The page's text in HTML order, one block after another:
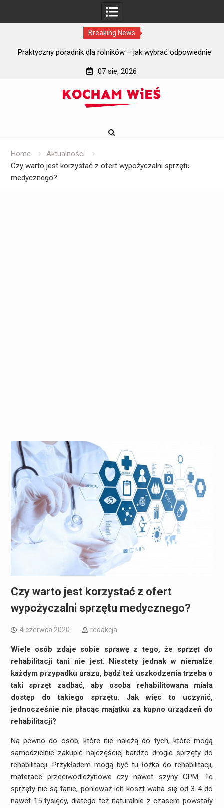
Breaking News
Praktyczny poradnik dla rolników – jak wybrać odpowiednie
07 sie, 2026
Home
Aktualności
Czy warto jest korzystać z ofert wypożyczalni sprzętu
medycznego?
Czy warto jest korzystać z ofert
wypożyczalni sprzętu medycznego?
4 czerwca 2020 redakcja
Wiele osób zdaje sobie sprawę z tego, że sprzęt do
rehabilitacji tani nie jest. Niestety jednak w niemalże
każdym przypadku urazu, bądź też uszkodzenia trzeba o
taki sprzęt zadbać, aby osoba rehabilitowana miała
dostęp do takiego sprzętu. Jak więc to uczynić,
jednocześnie nie płacąc majątku za kupno urządzeń do
rehabilitacji?
Na pewno do osób, które nie należą do tych, które mogą
samodzielnie zakupić najczęściej bardzo drogie sprzęty do
rehabilitacji. Przykładem mogą być tu łóżka do rehabilitacji,
materace przeciwodleżynowe czy nawet szyny CPM. Te
sprzęty nie są tanie, ponieważ ich koszt waha się od 3-4 do
nawet 15 tysięcy, dlatego też naturalnie z czasem powstały